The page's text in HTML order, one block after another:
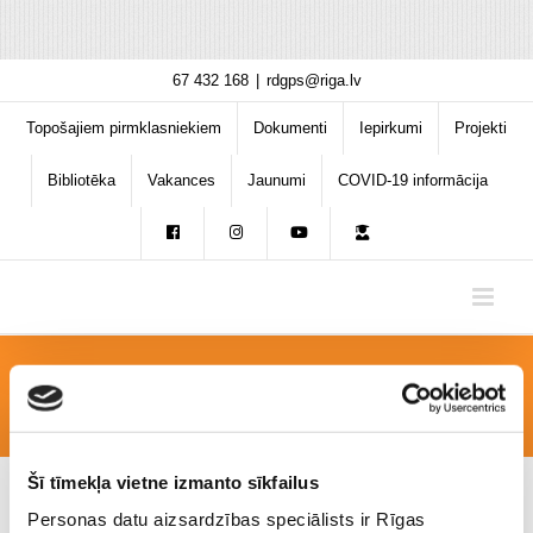
Šī tīmekļa vietne izmanto sīkfailus
Personas datu aizsardzības speciālists ir Rīgas
content
67 432 168 rdgps@riga.lv
Topošajiem pirmklasniekiem Dokumenti Iepirkumi Projekti
Bibliotēka Vakances Jaunumi COVID-19 informācija
gz1